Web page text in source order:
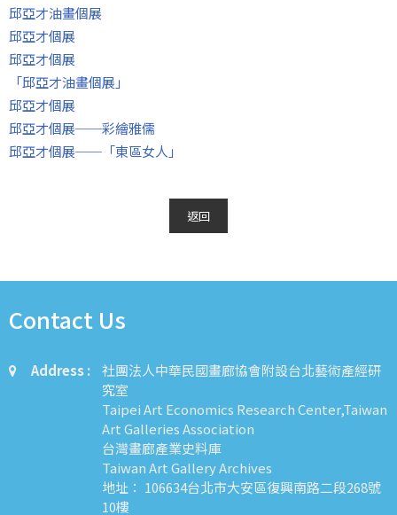
邱亞才油畫個展
邱亞才個展
邱亞才個展
「邱亞才油畫個展」
邱亞才個展
邱亞才個展──彩繪雅儒
邱亞才個展──「東區女人」
返回
Contact Us
Address :
社團法人中華民國畫廊協會附設台北藝術產經研
究室
Taipei Art Economics Research Center,Taiwan
Art Galleries Association
台灣畫廊產業史料庫
Taiwan Art Gallery Archives
地址： 106634台北市大安區復興南路二段268號
10樓